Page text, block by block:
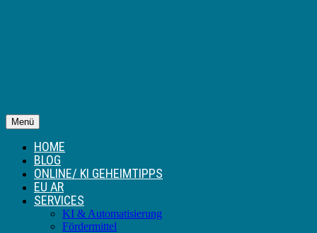
Menü
HOME
BLOG
ONLINE/ KI GEHEIMTIPPS
EU AR
SERVICES
KI & Automatisierung
Fördermittel